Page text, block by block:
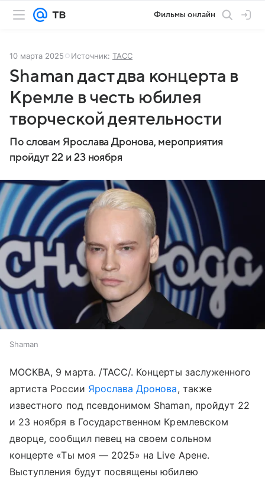
Фильмы онлайн
10 марта 2025 Источник: ТАСС
Shaman даст два концерта в
Кремле в честь юбилея
творческой деятельности
По словам Ярослава Дронова, мероприятия
пройдут 22 и 23 ноября
Shaman
МОСКВА, 9 марта. /ТАСС/. Концерты заслуженного
артиста России Ярослава Дронова, также
известного под псевдонимом Shaman, пройдут 22
и 23 ноября в Государственном Кремлевском
дворце, сообщил певец на своем сольном
концерте «Ты моя — 2025» на Live Арене.
Выступления будут посвящены юбилею